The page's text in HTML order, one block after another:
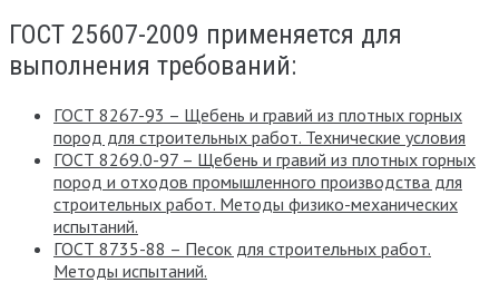
ГОСТ 25607-2009 применяется для
выполнения требований:
ГОСТ 8267-93 – Щебень и гравий из плотных горных
пород для строительных работ. Технические условия
ГОСТ 8269.0-97 – Щебень и гравий из плотных горных
пород и отходов промышленного производства для
строительных работ. Методы физико-механических
испытаний.
ГОСТ 8735-88 – Песок для строительных работ.
Методы испытаний.